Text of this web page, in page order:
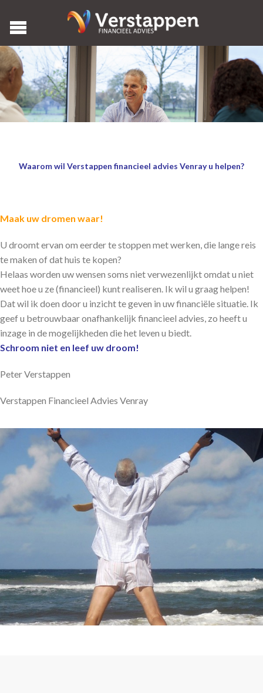
Waarom wil Verstappen financieel advies Venray u helpen?
Maak uw dromen waar!
U droomt ervan om eerder te stoppen met werken, die lange reis
te maken of dat huis te kopen?
Helaas worden uw wensen soms niet verwezenlijkt omdat u niet
weet hoe u ze (financieel) kunt realiseren. Ik wil u graag helpen!
Dat wil ik doen door u inzicht te geven in uw financiële situatie. Ik
geef u betrouwbaar onafhankelijk financieel advies, zo heeft u
inzage in de mogelijkheden die het leven u biedt.
Schroom niet en leef uw droom!
Peter Verstappen
Verstappen Financieel Advies Venray